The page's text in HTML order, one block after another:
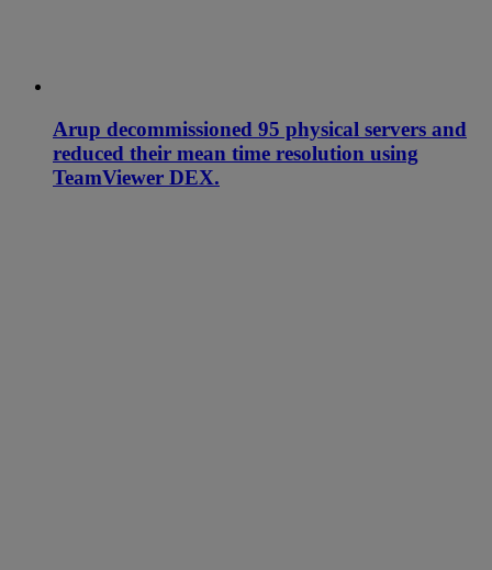
Arup decommissioned 95 physical servers and
reduced their mean time resolution using
TeamViewer DEX.